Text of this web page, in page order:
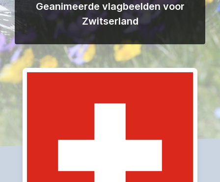
Geanimeerde vlagbeelden voor
Zwitserland